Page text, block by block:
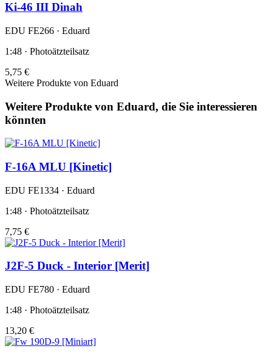
Ki-46 III Dinah
EDU FE266 · Eduard
1:48 · Photoätzteilsatz
5,75 €
Weitere Produkte von Eduard
Weitere Produkte von Eduard, die Sie interessieren
könnten
F-16A MLU [Kinetic]
EDU FE1334 · Eduard
1:48 · Photoätzteilsatz
7,75 €
J2F-5 Duck - Interior [Merit]
EDU FE780 · Eduard
1:48 · Photoätzteilsatz
13,20 €